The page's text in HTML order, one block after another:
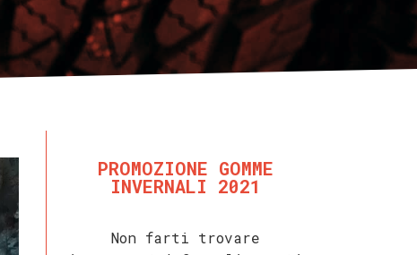
PROMOZIONE GOMME
INVERNALI 2021
Non farti trovare